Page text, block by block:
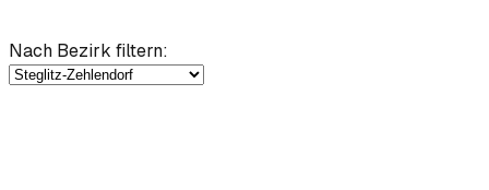
Nach Bezirk filtern: